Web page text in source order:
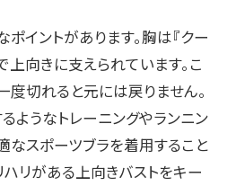
イントがあります。胸は『クー
上向きに支えられています。こ
度切れると元には戻りません。
ようなトレーニングやランニン
なスポーツブラを着用すること
ハリがある上向きバストをキー